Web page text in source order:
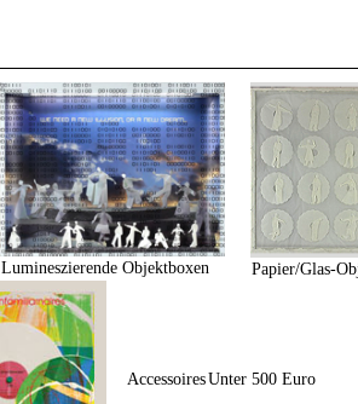
Lumineszierende Objektboxen Papier/Glas-
AccessoiresUnter 500 Euro